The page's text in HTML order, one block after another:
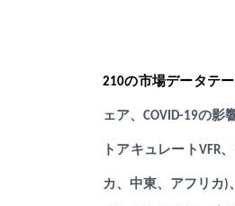
210の市場データテ
ェア、COVID-19の
トアキュレートVFR
カ、中東、アフリカ